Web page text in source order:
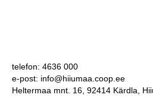
telefon: 4636 000
e-post: info@hiiumaa.coop.ee
Heltermaa mnt. 16, 92414 Kärdla,